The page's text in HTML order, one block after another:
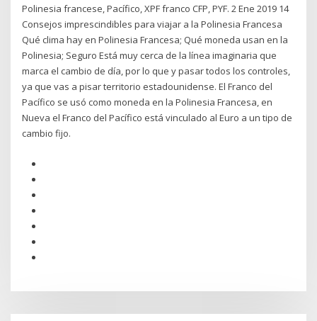
Polinesia francese, Pacífico, XPF franco CFP, PYF. 2 Ene 2019 14
Consejos imprescindibles para viajar a la Polinesia Francesa
Qué clima hay en Polinesia Francesa; Qué moneda usan en la
Polinesia; Seguro Está muy cerca de la línea imaginaria que
marca el cambio de día, por lo que y pasar todos los controles,
ya que vas a pisar territorio estadounidense. El Franco del
Pacífico se usó como moneda en la Polinesia Francesa, en
Nueva el Franco del Pacífico está vinculado al Euro a un tipo de
cambio fijo.